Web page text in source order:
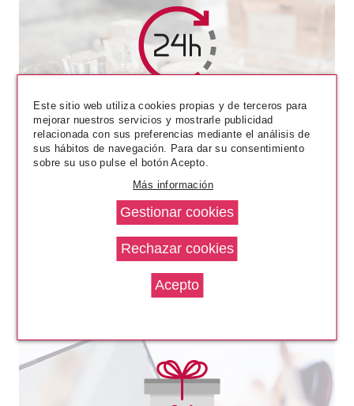
ESSENCE DUO PARA CEJAS EN
POLVO 01 LIGHT
Pvr 3.59€
-14%
desde
3.10€
ESSENCE
Este sitio web utiliza cookies propias y de terceros para
mejorar nuestros servicios y mostrarle publicidad
relacionada con sus preferencias mediante el análisis de
sus hábitos de navegación. Para dar su consentimiento
sobre su uso pulse el botón Acepto.
Más información